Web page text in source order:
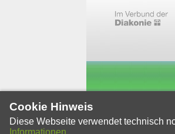
Cookie Hinweis
Diese Webseite verwendet technisch
Informationen